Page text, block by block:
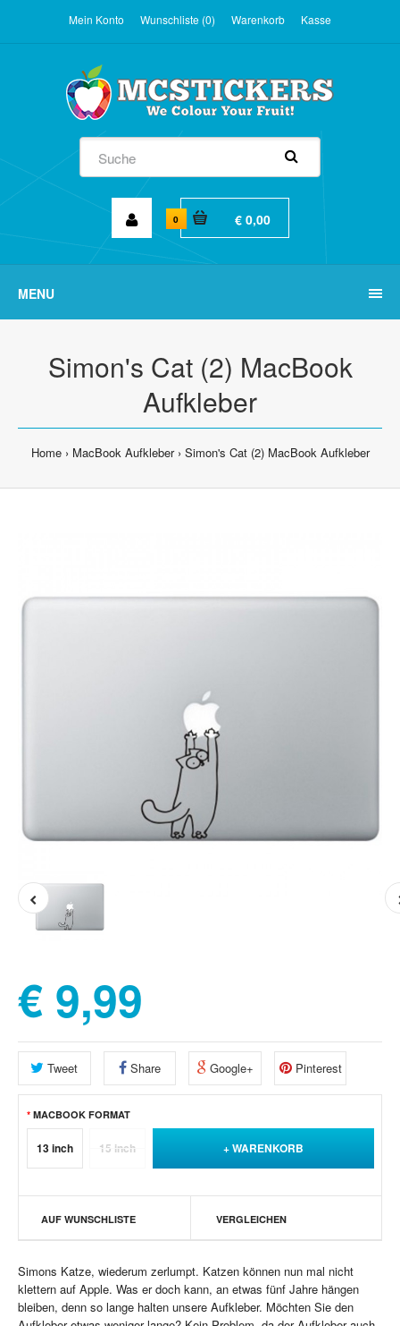
Mein Konto Wunschliste (0) Warenkorb Kasse
0 € 0,00
MENU
Simon's Cat (2) MacBook
Aufkleber
Home MacBook Aufkleber Simon's Cat (2) MacBook Aufkleber
€ 9,99
Tweet Share Google+ Pinterest
MACBOOK FORMAT
13 inch 15 inch
AUF WUNSCHLISTE VERGLEICHEN
Simons Katze, wiederum zerlumpt. Katzen können nun mal nicht
klettern auf Apple. Was er doch kann, an etwas fünf Jahre hängen
bleiben, denn so lange halten unsere Aufkleber. Möchten Sie den